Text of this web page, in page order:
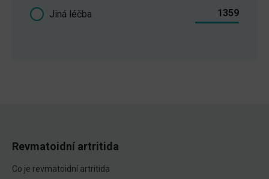
Jiná léčba 1359
Revmatoidní artritida
Co je revmatoidní artritida